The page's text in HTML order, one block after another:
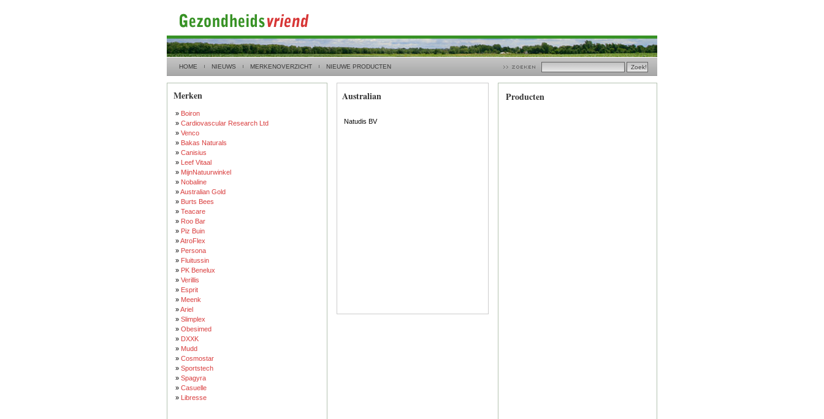
HOME NIEUWS MERKENOVERZICHT NIEUWE PRODUCTEN
Merken
» Boiron
» Cardiovascular Research Ltd
» Venco
» Bakas Naturals
» Canisius
» Leef Vitaal
» MijnNatuurwinkel
» Nobaline
»Australian Gold
» Burts Bees
» Teacare
» Roo Bar
» Piz Buin
»AtroFlex
» Persona
» Fluitussin
» PK Benelux
» Verillis
» Esprit
» Meenk
»Ariel
» Slimplex
» Obesimed
» DXXK
» Mudd
» Cosmostar
» Sportstech
» Spagyra
» Casuelle
» Libresse
Australian
Natudis BV
Producten